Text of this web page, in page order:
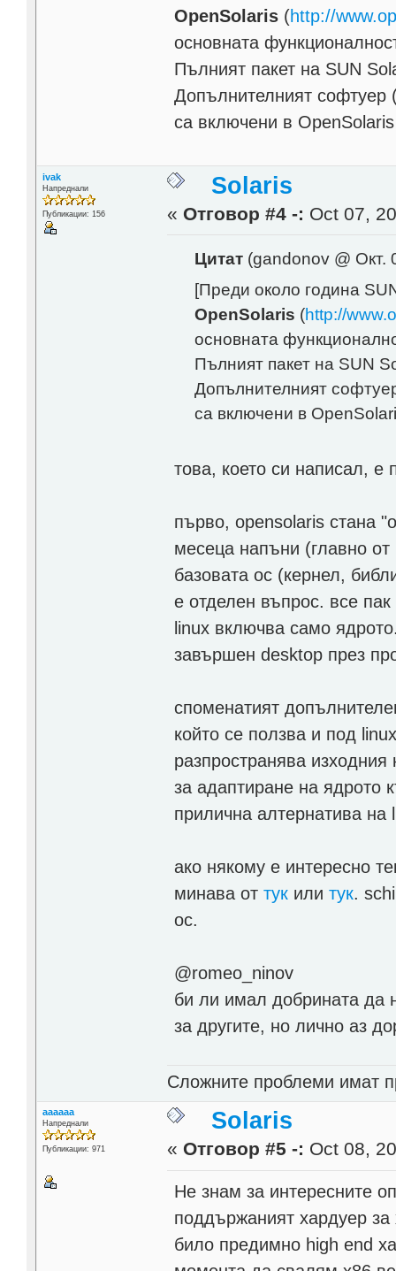
OpenSolaris (http://
основната
Пълният пакет на SUN
Допълнителният софтуер
са включени в
ivak
Напреднали
Публикации: 156
Solaris
« Отговор #4 -: Oct 07,
Цитат(gandonov @ Окт.
[Преди около година
OpenSolaris (http://
основната
Пълният пакет на SUN
Допълнителният
са включени в
това, което си написал, е
първо, opensolaris стана
месеца напъни (главно
базовата ос (кернел,
е отделен въпрос. все
linux включва само
завършен desktop през
споменатият
който се ползва и под
разпространява
за адаптиране на ядрото
прилична алтернатива на
ако някому е интересно
минава оттук илитук.
ос.
@romeo_ninov
би ли имал добрината да
за другите, но лично аз
Cлoжнитe пpoблeми имaт
aaaaaa
Напреднали
Публикации: 971
Solaris
« Отговор #5 -: Oct 08,
Не знам за интересните
поддържаният хардуер
било предимно high end